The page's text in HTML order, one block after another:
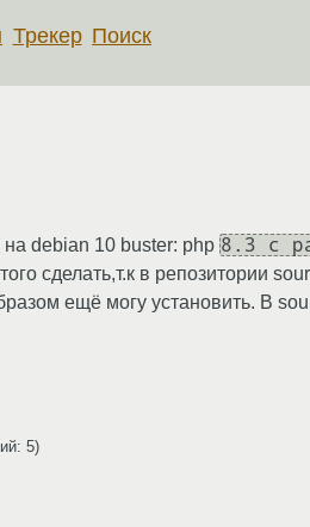
Трекер Поиск
debian 10 buster: php 8.3 с
сделать,т.к в репозитории
ещё могу установить. В
5)